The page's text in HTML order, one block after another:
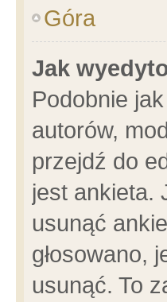
Góra
Jak
Podobnie
autorów,
przejdź do
jest ankieta.
usunąć
głosowano,
usunąć. To